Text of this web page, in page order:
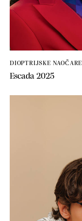
DIOPTRIJSKE NAOČARE
Escada 2025